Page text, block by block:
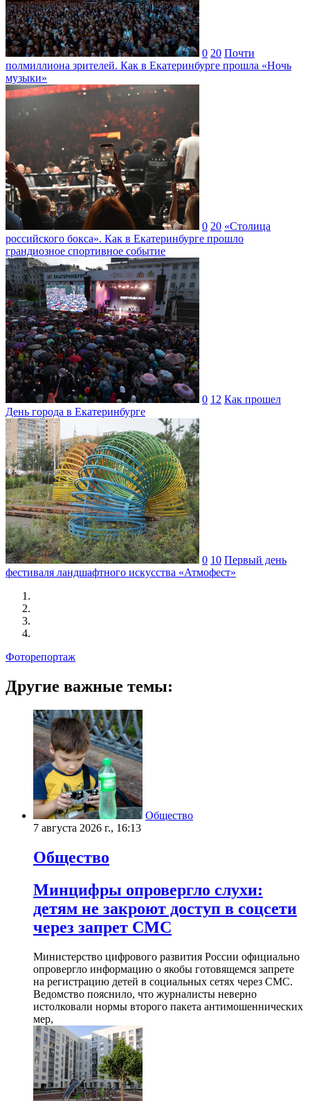
0 20 Почти
полмиллиона зрителей. Как в Екатеринбурге прошла «Ночь
музыки»
0 20 «Столица
российского бокса». Как в Екатеринбурге прошло
грандиозное спортивное событие
0 12 Как прошел
День города в Екатеринбурге
0 10 Первый день
фестиваля ландшафтного искусства «Атмофест»
Фоторепортаж
Другие важные темы:
Общество
7 августа 2026 г., 16:13
Общество
Минцифры опровергло слухи:
детям не закроют доступ в соцсети
через запрет СМС
Министерство цифрового развития России официально
опровергло информацию о якобы готовящемся запрете
на регистрацию детей в социальных сетях через СМС.
Ведомство пояснило, что журналисты неверно
истолковали нормы второго пакета антимошеннических
мер,